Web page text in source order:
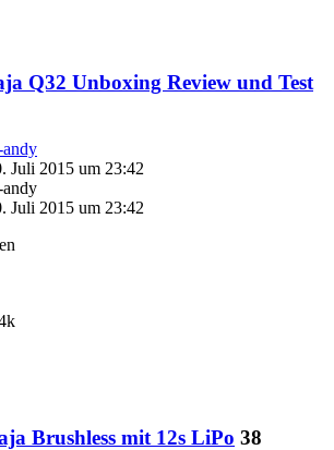
Q32 Unboxing Review und Test
Juli 2015 um 23:42
Juli 2015 um 23:42
Brushless mit 12s LiPo 38